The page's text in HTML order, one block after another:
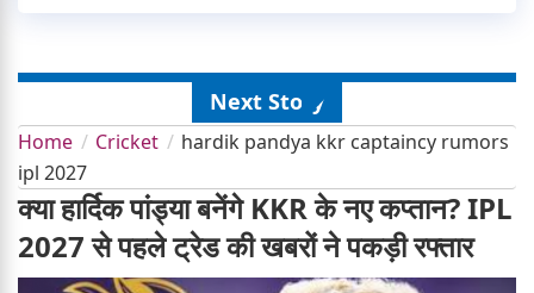
Next Story
Home Cricket
hardik pandya kkr captaincy rumors
ipl 2027
क्या हार्दिक पांड्या बनेंगे KKR के नए कप्तान? IPL
2027 से पहले ट्रेड की खबरों ने पकड़ी रफ्तार